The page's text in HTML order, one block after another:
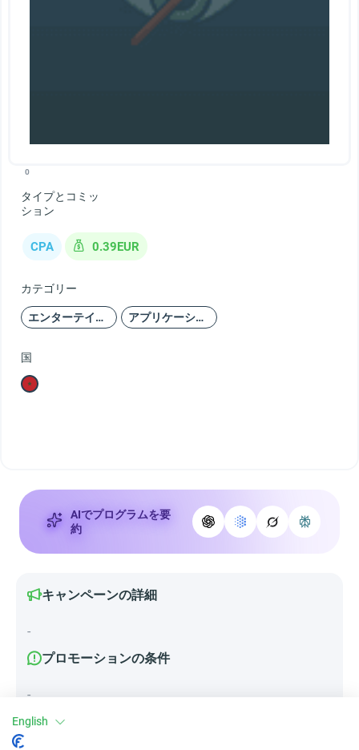
0
タイプとコミッ
ション
CPA 0.39EUR
カテゴリー
エンターテインメント アプリケーション
国
AIでプログラムを要
約
キャンペーンの詳細
-
プロモーションの条件
-
English